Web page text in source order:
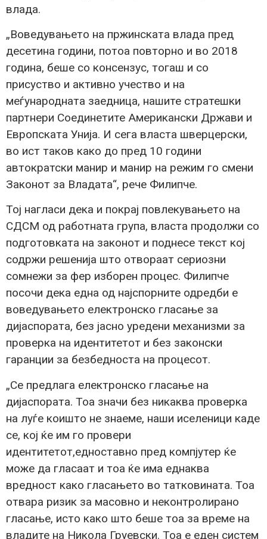
влада.
„Воведувањето на пржинската влада пред
десетина години, потоа повторно и во 2018
година, беше со консензус, тогаш и со
присуство и активно учество и на
меѓународната заедница, нашите стратешки
партнери Соединетите Американски Држави и
Европската Унија. И сега власта шверцерски,
во ист таков како до пред 10 години
автократски манир и манир на режим го смени
Законот за Владата“, рече Филипче.
Тој нагласи дека и покрај повлекувањето на
СДСМ од работната група, власта продолжи со
подготовката на законот и поднесе текст кој
содржи решенија што отвораат сериозни
сомнежи за фер изборен процес. Филипче
посочи дека една од најспорните одредби е
воведувањето електронско гласање за
дијаспората, без јасно уредени механизми за
проверка на идентитетот и без законски
гаранции за безбедноста на процесот.
„Се предлага електронско гласање на
дијаспората. Тоа значи без никаква проверка
на луѓе коишто не знаеме, наши иселеници каде
се, кој ќе им го провери
идентитетот,едноставно пред компјутер ќе
може да гласаат и тоа ќе има еднаква
вредност како гласањето во татковината. Тоа
отвара ризик за масовно и неконтролирано
гласање, исто како што беше тоа за време на
владите на Никола Груевски. Тоа е еден систем